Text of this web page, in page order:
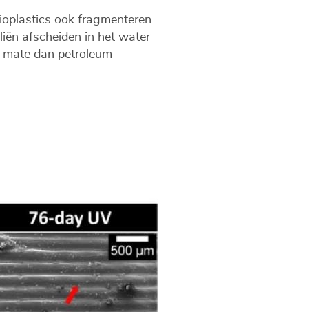
ook fragmenteren
afscheiden in het water
dan petroleum-